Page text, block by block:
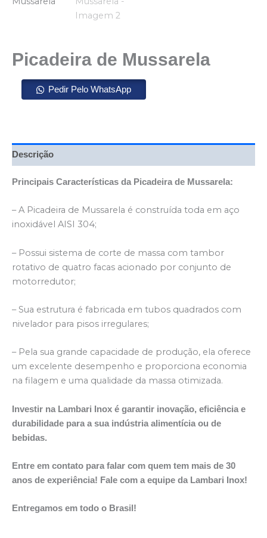
Picadeira de Mussarela
Pedir Pelo WhatsApp
Descrição
Principais Características da Picadeira de Mussarela:
– A Picadeira de Mussarela é construída toda em aço
inoxidável AISI 304;
– Possui sistema de corte de massa com tambor
rotativo de quatro facas acionado por conjunto de
motorredutor;
– Sua estrutura é fabricada em tubos quadrados com
nivelador para pisos irregulares;
– Pela sua grande capacidade de produção, ela oferece
um excelente desempenho e proporciona economia
na filagem e uma qualidade da massa otimizada.
Investir na Lambari Inox é garantir inovação, eficiência e
durabilidade para a sua indústria alimentícia ou de
bebidas.
Entre em contato para falar com quem tem mais de 30
anos de experiência! Fale com a equipe da Lambari Inox!
Entregamos em todo o Brasil!